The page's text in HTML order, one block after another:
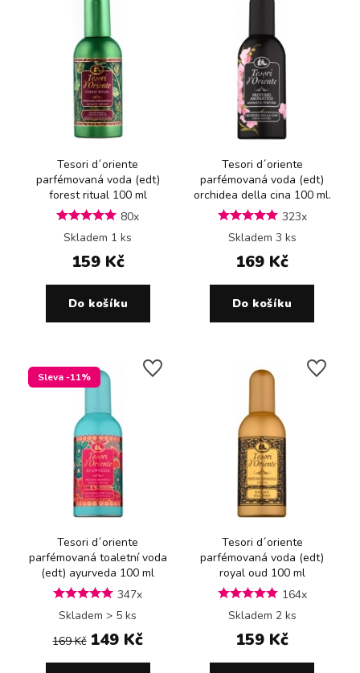
Tesori d´oriente
parfémovaná voda (edt)
forest ritual 100 ml
80x
Skladem 1 ks
159 Kč
Do košíku
Tesori d´oriente
parfémovaná voda (edt)
orchidea della cina 100 ml.
323x
Skladem 3 ks
169 Kč
Do košíku
Sleva -11%
Tesori d´oriente
parfémovaná toaletní voda
(edt) ayurveda 100 ml
347x
Skladem > 5 ks
169 Kč 149 Kč
Tesori d´oriente
parfémovaná voda (edt)
royal oud 100 ml
164x
Skladem 2 ks
159 Kč